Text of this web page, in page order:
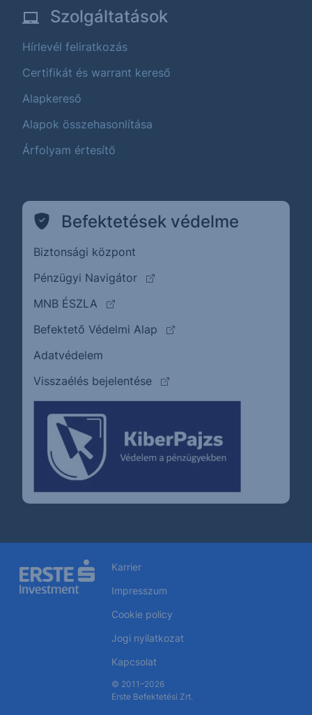
Szolgáltatások
Hírlevél feliratkozás
Certifikát és warrant kereső
Alapkereső
Alapok összehasonlítása
Árfolyam értesítő
Befektetések védelme
Biztonsági központ
Pénzügyi Navigátor
(külső oldalra ugrik)
MNB ÉSZLA
(külső oldalra ugrik)
Befektető Védelmi Alap
(külső oldalra ugrik)
Adatvédelem
Visszaélés bejelentése
(külső oldalra ugrik)
Karrier
Impresszum
Cookie policy
Jogi nyilatkozat
Kapcsolat
© 2011–2026
Erste Befektetési Zrt.